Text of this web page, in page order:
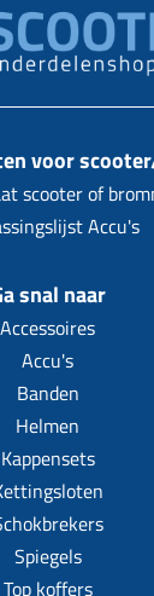
voor
scooter of
Accu's
snal naar
Accessoires
Accu's
Banden
Helmen
Kappensets
Spiegels
Top koffers